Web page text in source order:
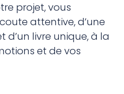
projet, vous
attentive, d’une
d’un livre unique, à la
et de vos